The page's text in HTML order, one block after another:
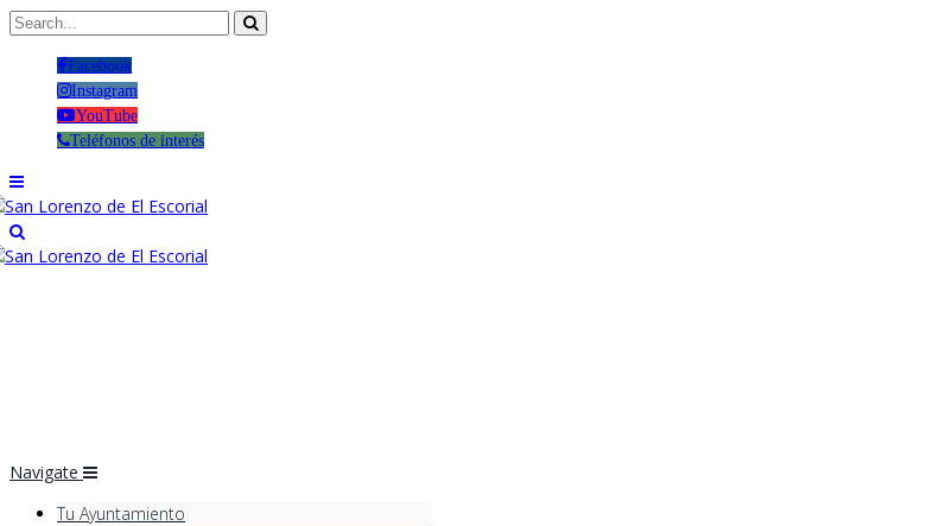
Facebook
Instagram
YouTube
Teléfonos de interés
Navigate
Tu Ayuntamiento